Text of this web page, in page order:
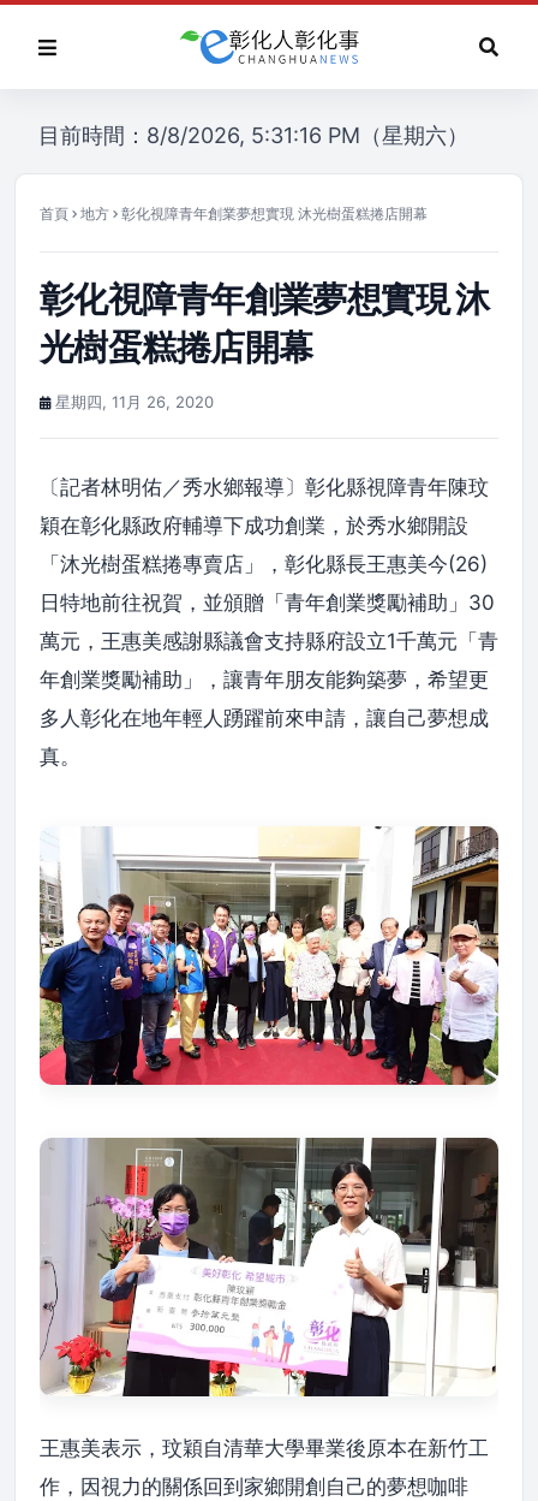
目前時間：8/8/2026, 5:31:16 PM（星期六）
首頁 地方 彰化視障青年創業夢想實現 沐光樹蛋糕捲店開幕
彰化視障青年創業夢想實現 沐
光樹蛋糕捲店開幕
星期四, 11月 26, 2020
〔記者林明佑／秀水鄉報導〕彰化縣視障青年陳玟
穎在彰化縣政府輔導下成功創業，於秀水鄉開設
「沐光樹蛋糕捲專賣店」，彰化縣長王惠美今(26)
日特地前往祝賀，並頒贈「青年創業獎勵補助」30
萬元，王惠美感謝縣議會支持縣府設立1千萬元「青
年創業獎勵補助」，讓青年朋友能夠築夢，希望更
多人彰化在地年輕人踴躍前來申請，讓自己夢想成
真。
王惠美表示，玟穎自清華大學畢業後原本在新竹工
作，因視力的關係回到家鄉開創自己的夢想咖啡